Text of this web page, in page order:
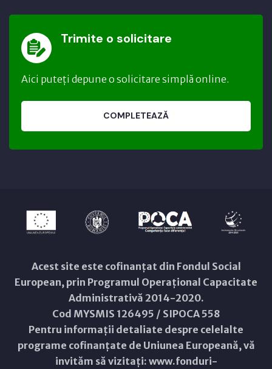
Trimite o solicitare
Aici puteți depune o solicitare simplă online.
COMPLETEAZĂ
Acest site este cofinanțat din Fondul Social
European, prin Programul Operațional Capacitate
Administrativă 2014-2020.
Cod MYSMIS 126495 / SIPOCA 558
Pentru informații detaliate despre celelalte
programe cofinanțate de Uniunea Europeană, vă
invităm să vizitați: www.fonduri-